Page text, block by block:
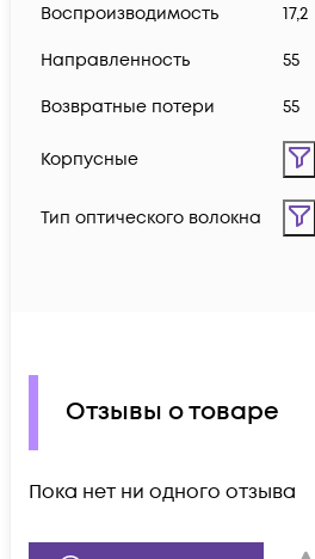
Воспроизводимость 17,2
Направленность 55
Возвратные потери 55
Корпусные
Тип оптического волокна
Отзывы о товаре
Пока нет ни одного отзыва